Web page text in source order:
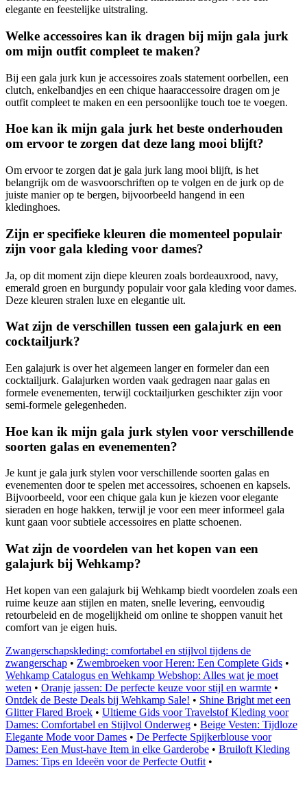
elegante en feestelijke uitstraling.
Welke accessoires kan ik dragen bij mijn gala jurk
om mijn outfit compleet te maken?
Bij een gala jurk kun je accessoires zoals statement oorbellen, een
clutch, enkelbandjes en een chique haaraccessoire dragen om je
outfit compleet te maken en een persoonlijke touch toe te voegen.
Hoe kan ik mijn gala jurk het beste onderhouden
om ervoor te zorgen dat deze lang mooi blijft?
Om ervoor te zorgen dat je gala jurk lang mooi blijft, is het
belangrijk om de wasvoorschriften op te volgen en de jurk op de
juiste manier op te bergen, bijvoorbeeld hangend in een
kledinghoes.
Zijn er specifieke kleuren die momenteel populair
zijn voor gala kleding voor dames?
Ja, op dit moment zijn diepe kleuren zoals bordeauxrood, navy,
emerald groen en burgundy populair voor gala kleding voor dames.
Deze kleuren stralen luxe en elegantie uit.
Wat zijn de verschillen tussen een galajurk en een
cocktailjurk?
Een galajurk is over het algemeen langer en formeler dan een
cocktailjurk. Galajurken worden vaak gedragen naar galas en
formele evenementen, terwijl cocktailjurken geschikter zijn voor
semi-formele gelegenheden.
Hoe kan ik mijn gala jurk stylen voor verschillende
soorten galas en evenementen?
Je kunt je gala jurk stylen voor verschillende soorten galas en
evenementen door te spelen met accessoires, schoenen en kapsels.
Bijvoorbeeld, voor een chique gala kun je kiezen voor elegante
sieraden en hoge hakken, terwijl je voor een meer informeel gala
kunt gaan voor subtiele accessoires en platte schoenen.
Wat zijn de voordelen van het kopen van een
galajurk bij Wehkamp?
Het kopen van een galajurk bij Wehkamp biedt voordelen zoals een
ruime keuze aan stijlen en maten, snelle levering, eenvoudig
retourbeleid en de mogelijkheid om online te shoppen vanuit het
comfort van je eigen huis.
Zwangerschapskleding: comfortabel en stijlvol tijdens de
zwangerschap • Zwembroeken voor Heren: Een Complete Gids •
Wehkamp Catalogus en Wehkamp Webshop: Alles wat je moet
weten • Oranje jassen: De perfecte keuze voor stijl en warmte •
Ontdek de Beste Deals bij Wehkamp Sale! • Shine Bright met een
Glitter Flared Broek • Ultieme Gids voor Travelstof Kleding voor
Dames: Comfortabel en Stijlvol Onderweg • Beige Vesten: Tijdloze
Elegante Mode voor Dames • De Perfecte Spijkerblouse voor
Dames: Een Must-have Item in elke Garderobe • Bruiloft Kleding
Dames: Tips en Ideeën voor de Perfecte Outfit •